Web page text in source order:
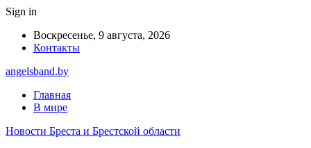
Sign in
Воскресенье, 9 августа, 2026
Контакты
angelsband.by
Главная
В мире
Новости Бреста и Брестской области